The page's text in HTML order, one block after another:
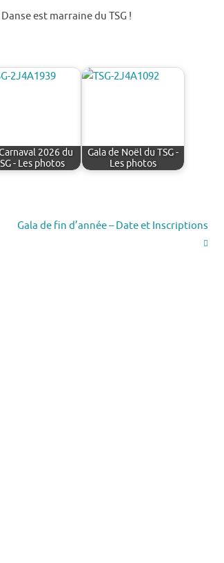
est marraine du TSG !
2026 du
- Les photos
Gala de Noël du TSG -
Les photos
Gala de fin d’année – Date et Inscriptions